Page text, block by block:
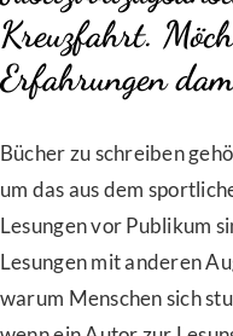
Kreuzfahrt.
Erfahrungen
Bücher zu schreiben
um das aus dem
Lesungen vor Publikum
Lesungen mit anderen
warum Menschen sich